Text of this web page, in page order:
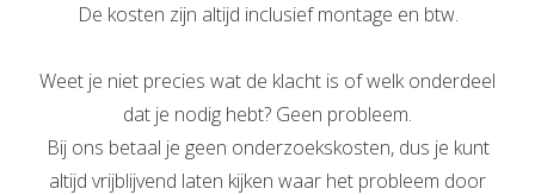
De kosten zijn altijd inclusief montage en btw.
Weet je niet precies wat de klacht is of welk onderdeel
dat je nodig hebt? Geen probleem.
Bij ons betaal je geen onderzoekskosten, dus je kunt
altijd vrijblijvend laten kijken waar het probleem door